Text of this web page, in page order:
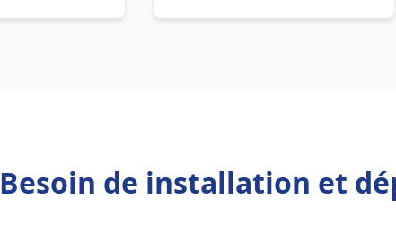
Besoin de installation et